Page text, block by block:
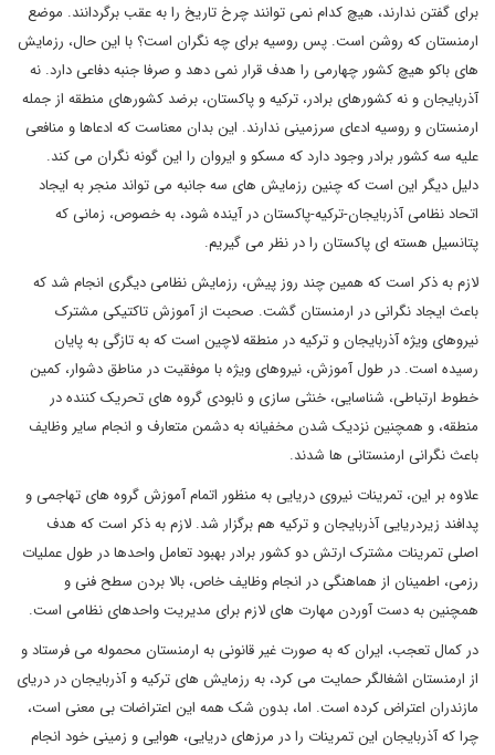
برای گفتن ندارند، هیچ کدام نمی توانند چرخ تاریخ را به عقب برگردانند. موضع
ارمنستان که روشن است. پس روسیه برای چه نگران است؟ با این حال، رزمایش
های باکو هیچ کشور چهارمی را هدف قرار نمی دهد و صرفا جنبه دفاعی دارد. نه
آذربایجان و نه کشورهای برادر، ترکیه و پاکستان، برضد کشورهای منطقه از جمله
ارمنستان و روسیه ادعای سرزمینی ندارند. این بدان معناست که ادعاها و منافعی
علیه سه کشور برادر وجود دارد که مسکو و ایروان را این گونه نگران می کند.
دلیل دیگر این است که چنین رزمایش های سه جانبه می تواند منجر به ایجاد
اتحاد نظامی آذربایجان-ترکیه-پاکستان در آینده شود، به خصوص، زمانی که
پتانسیل هسته ای پاکستان را در نظر می گیریم.
لازم به ذکر است که همین چند روز پیش، رزمایش نظامی دیگری انجام شد که
باعث ایجاد نگرانی در ارمنستان گشت. صحبت از آموزش تاکتیکی مشترک
نیروهای ویژه آذربایجان و ترکیه در منطقه لاچین است که به تازگی به پایان
رسیده است. در طول آموزش، نیروهای ویژه با موفقیت در مناطق دشوار، کمین
خطوط ارتباطی، شناسایی، خنثی سازی و نابودی گروه های تحریک کننده در
منطقه، و همچنین نزدیک شدن مخفیانه به دشمن متعارف و انجام سایر وظایف
باعث نگرانی ارمنستانی ها شدند.
علاوه بر این، تمرینات نیروی دریایی به منظور اتمام آموزش گروه های تهاجمی و
پدافند زیردریایی آذربایجان و ترکیه هم برگزار شد. لازم به ذکر است که هدف
اصلی تمرینات مشترک ارتش دو کشور برادر بهبود تعامل واحدها در طول عملیات
رزمی، اطمینان از هماهنگی در انجام وظایف خاص، بالا بردن سطح فنی و
همچنین به دست آوردن مهارت های لازم برای مدیریت واحدهای نظامی است.
در کمال تعجب، ایران که به صورت غیر قانونی به ارمنستان محموله می فرستاد و
از ارمنستان اشغالگر حمایت می کرد، به رزمایش های ترکیه و آذربایجان در دریای
مازندران اعتراض کرده است. اما، بدون شک همه این اعتراضات بی معنی است،
چرا که آذربایجان این تمرینات را در مرزهای دریایی، هوایی و زمینی خود انجام